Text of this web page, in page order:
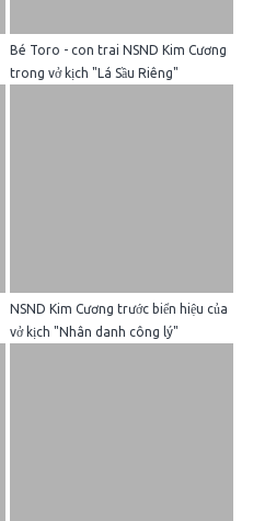
Bé Toro - con trai NSND Kim Cương
trong vở kịch "Lá Sầu Riêng"
NSND Kim Cương trước biển hiệu của
vở kịch "Nhân danh công lý"